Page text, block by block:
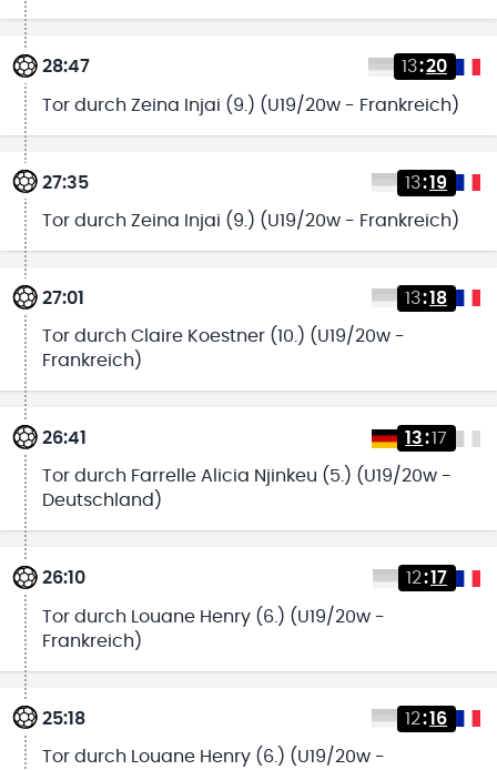
28:47 13:20
Tor durch Zeina Injai (9.) (U19/20w - Frankreich)
27:35 13:19
Tor durch Zeina Injai (9.) (U19/20w - Frankreich)
27:01 13:18
Tor durch Claire Koestner (10.) (U19/20w -
Frankreich)
26:41 13:17
Tor durch Farrelle Alicia Njinkeu (5.) (U19/20w -
Deutschland)
26:10 12:17
Tor durch Louane Henry (6.) (U19/20w -
Frankreich)
25:18 12:16
Tor durch Louane Henry (6.) (U19/20w -